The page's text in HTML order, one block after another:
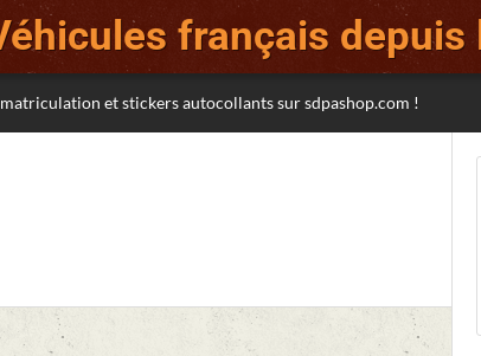
français depuis
et stickers autocollants sur sdpashop.com !